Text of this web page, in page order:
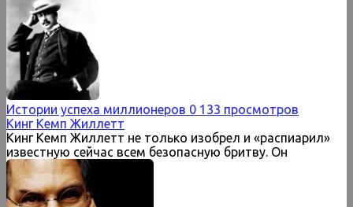
Истории успеха миллионеров 0 133 просмотров
Кинг Кемп Жиллетт
Кинг Кемп Жиллетт не только изобрел и «распиарил»
известную сейчас всем безопасную бритву. Он